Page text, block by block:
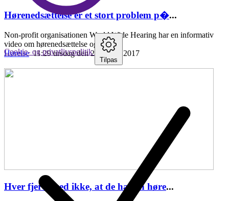
Hørenedsættelse er et stort problem p�...
Non-profit organisationen World Wide Hearing har en informativ
video om hørenedsættelse og fordele
Hørelse 11:29 tirsdag den 25. april , 2017
Hver fjerde ved ikke, at de har en høre...
Cookie- og privatlivspolitik
Tilpas